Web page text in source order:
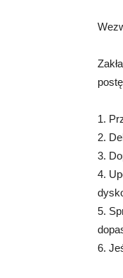
1.
2.
3.
4.
5.
6.